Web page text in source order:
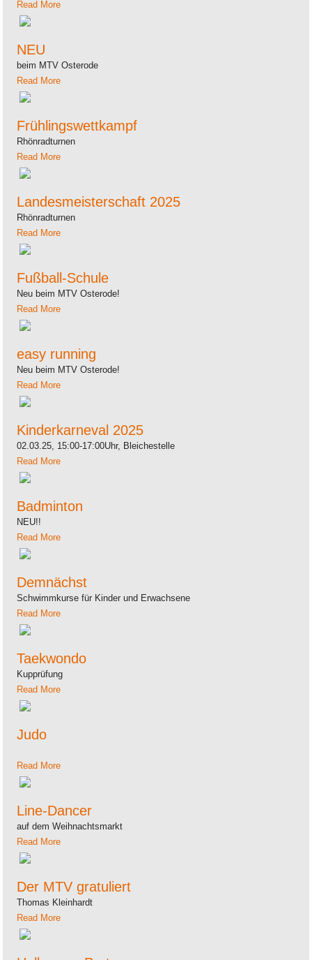
Read More
NEU
beim MTV Osterode
Read More
Frühlingswettkampf
Rhönradturnen
Read More
Landesmeisterschaft 2025
Rhönradturnen
Read More
Fußball-Schule
Neu beim MTV Osterode!
Read More
easy running
Neu beim MTV Osterode!
Read More
Kinderkarneval 2025
02.03.25, 15:00-17:00Uhr, Bleichestelle
Read More
Badminton
NEU!!
Read More
Demnächst
Schwimmkurse für Kinder und Erwachsene
Read More
Taekwondo
Kupprüfung
Read More
Judo
Read More
Line-Dancer
auf dem Weihnachtsmarkt
Read More
Der MTV gratuliert
Thomas Kleinhardt
Read More